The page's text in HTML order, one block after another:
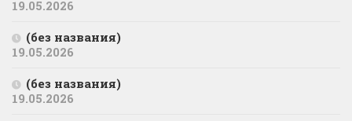
19.05.2026
(без названия)
19.05.2026
(без названия)
19.05.2026